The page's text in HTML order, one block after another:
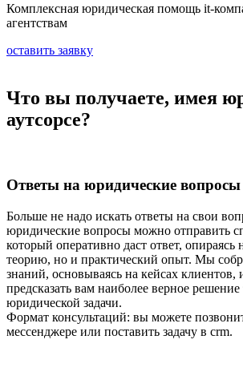
Комплексная юридическая помощь it-
агентствам
оставить заявку
Что вы получаете, имея
аутсорсе?
Ответы на юридические вопросы
Больше не надо искать ответы на свои
юридические вопросы можно отправить
который оперативно даст ответ, опираясь
теорию, но и практический опыт. Мы
знаний, основываясь на кейсах клиентов,
предсказать вам наиболее верное
юридической задачи.
Формат консультаций: вы можете
мессенджере или поставить задачу в crm.